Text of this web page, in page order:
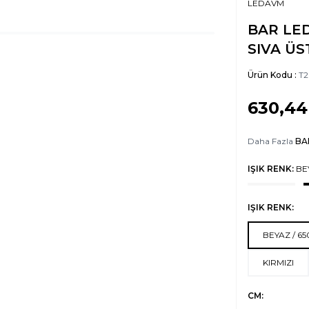
LEDAVM
BAR
SIVA
Ürün Kodu :
630,44
Daha Fazla
IŞIK RENK:
IŞIK RENK:
BEYAZ /
KIRMIZI
CM: